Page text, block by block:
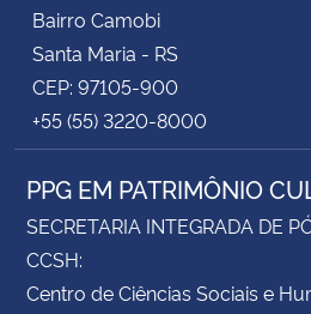
Bairro Camobi
Santa Maria - RS
CEP: 97105-900
+55 (55) 3220-8000
PPG EM PATRIMÔNIO
SECRETARIA INTEGRADA DE
CCSH:
Centro de Ciências Sociais e